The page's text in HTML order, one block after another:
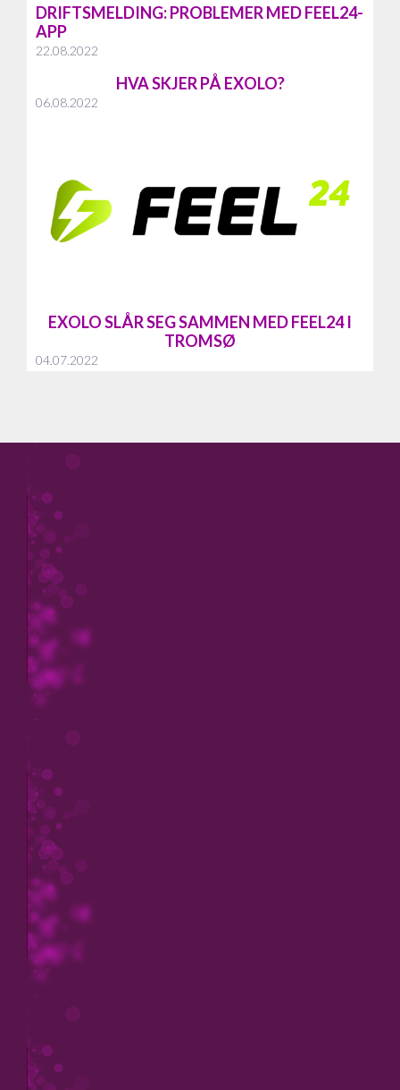
DRIFTSMELDING: PROBLEMER MED FEEL24-
APP
22.08.2022
HVA SKJER PÅ EXOLO?
06.08.2022
EXOLO SLÅR SEG SAMMEN MED FEEL24 I
TROMSØ
04.07.2022